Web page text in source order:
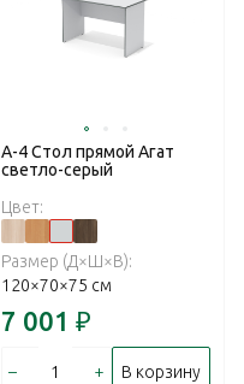
А-4 Стол прямой Агат
светло-серый
Цвет:
Размер (Д×Ш×В):
120×70×75 см
7 001 ₽
– + В корзину